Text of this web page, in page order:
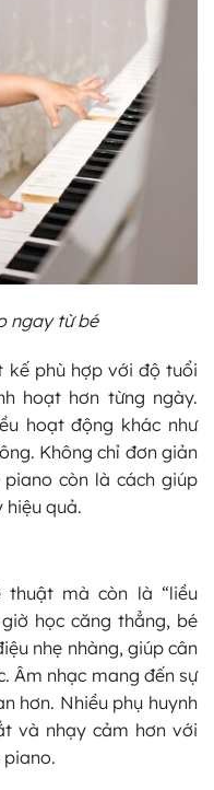
ngay từ bé
phù hợp với độ tuổi
hoạt hơn từng ngày.
hoạt động khác như
Không chỉ đơn giản
còn là cách giúp
hiệu quả.
thuật mà còn là “liều
học căng thẳng, bé
nhẹ nhàng, giúp cân
Âm nhạc mang đến sự
hơn. Nhiều phụ huynh
và nhạy cảm hơn với
piano.